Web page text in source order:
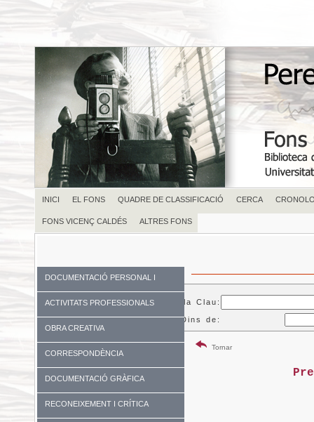
INICI EL FONS QUADRE DE CLASSIFICACIÓ CERCA
FONS VICENÇ CALDÉS ALTRES FONS
DOCUMENTACIÓ PERSONAL I
FAMILIAR
ACTIVITATS PROFESSIONALS
OBRA CREATIVA
CORRESPONDÈNCIA
DOCUMENTACIÓ GRÀFICA
RECONEIXEMENT I CRÍTICA
Paraula Clau:
Dins de:
Tornar